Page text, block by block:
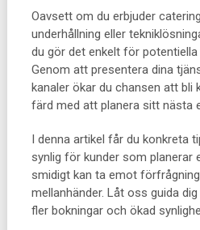
Oavsett om du erbjuder
underhållning eller
du gör det enkelt för
Genom att presentera dina
kanaler ökar du chansen att bli
färd med att planera sitt nästa
I denna artikel får du konkreta
synlig för kunder som planerar
smidigt kan ta emot
mellanhänder. Låt oss guida
fler bokningar och ökad